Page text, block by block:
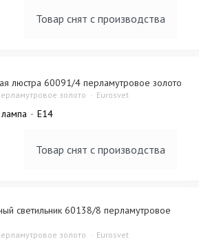
Товар снят с производства
люстра 60091/4 перламутровое золото
золото Eurosvet
E14
Товар снят с производства
светильник 60138/8 перламутровое
золото Eurosvet